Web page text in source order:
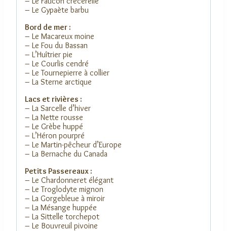
– Le Gypaète barbu
Bord de mer :
– Le Macareux moine
– Le Fou du Bassan
– L’Huîtrier pie
– Le Courlis cendré
– Le Tournepierre à collier
– La Sterne arctique
Lacs et rivières :
– La Sarcelle d’hiver
– La Nette rousse
– Le Grèbe huppé
– L’Héron pourpré
– Le Martin-pêcheur d’Europe
– La Bernache du Canada
Petits Passereaux :
– Le Chardonneret élégant
– Le Troglodyte mignon
– La Gorgebleue à miroir
– La Mésange huppée
– La Sittelle torchepot
– Le Bouvreuil pivoine